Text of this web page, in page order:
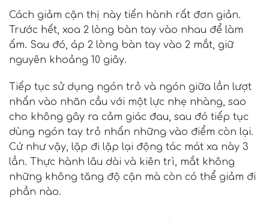
Cách giảm cận thị này tiến hành rất đơn giản.
Trước hết, xoa 2 lòng bàn tay vào nhau để làm
ấm. Sau đó, áp 2 lòng bàn tay vào 2 mắt, giữ
nguyên khoảng 10 giây.
Tiếp tục sử dụng ngón trỏ và ngón giữa lần lượt
nhấn vào nhãn cầu với một lực nhẹ nhàng, sao
cho không gây ra cảm giác đau, sau đó tiếp tục
dùng ngón tay trỏ nhấn những vào điểm còn lại.
Cứ như vậy, lặp đi lặp lại động tác mát xa này 3
lần. Thực hành lâu dài và kiên trì, mắt không
những không tăng độ cận mà còn có thể giảm đi
phần nào.